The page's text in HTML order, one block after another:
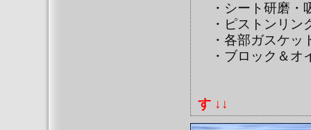
・シート研磨・
・ピストンリン
・各部ガスケッ
・ブロック＆オ
す ↓↓